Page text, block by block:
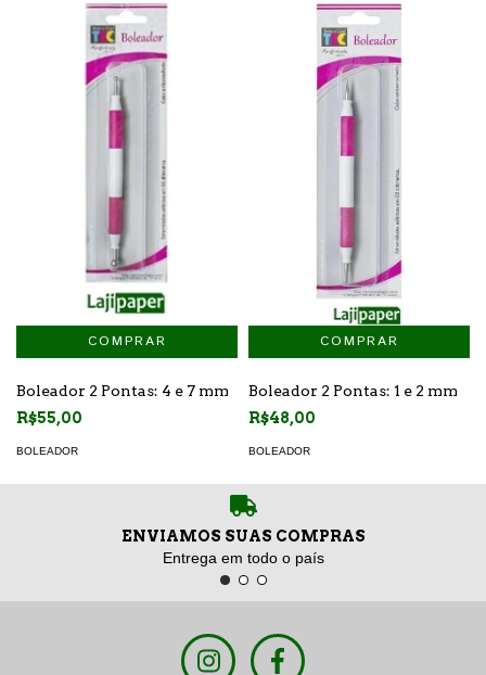
Boleador 2 Pontas: 4 e 7 mm
R$55,00
BOLEADOR
Boleador 2 Pontas: 1 e 2 mm
R$48,00
BOLEADOR
ENVIAMOS SUAS COMPRAS
Entrega em todo o país